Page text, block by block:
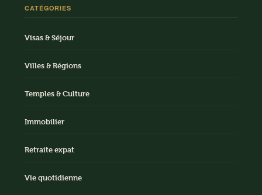
CATÉGORIES
Visas & Séjour
Villes & Régions
Temples & Culture
Immobilier
Retraite expat
Vie quotidienne